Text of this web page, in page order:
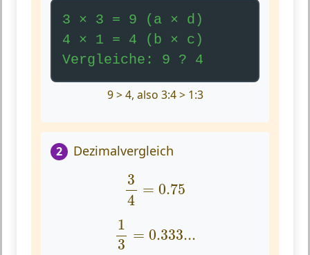
3 × 3 = 9 (a × d)
4 × 1 = 4 (b × c)
Vergleiche: 9 ? 4
9 > 4, also 3:4 > 1:3
2 Dezimalvergleich
3
4
= 0.75
3
1
3
= 0.333...
1